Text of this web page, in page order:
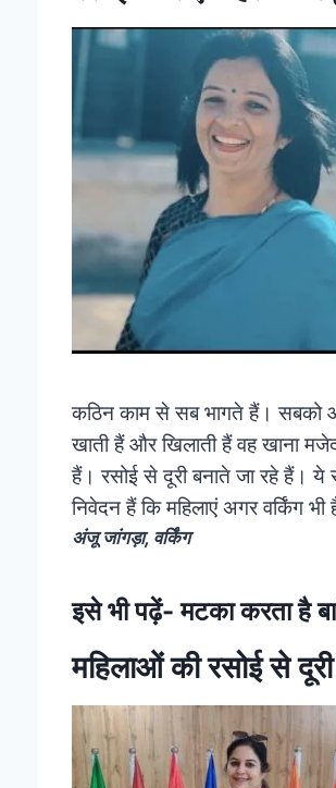
कठिन काम से सब भागते हैं। सबको
खाती हैं और खिलाती हैं वह खाना
हैं। रसोई से दूरी बनाते जा रहे हैं।
निवेदन हैं कि महिलाएं अगर वर्किंग
अंजू जांगड़ा, वर्किंग
इसे भी पढ़ें-मटका करता है
महिलाओं की रसोई से